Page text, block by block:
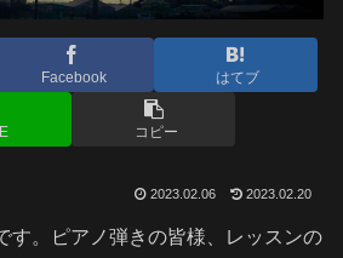
Facebook はてブ
コピー
2023.02.06 2023.02.20
す。ピアノ弾きの皆様、レッスンの